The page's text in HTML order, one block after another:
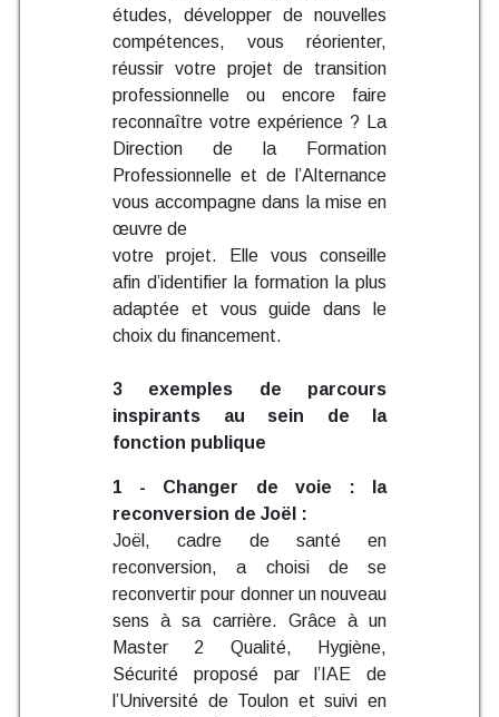
études, développer de nouvelles
compétences, vous réorienter,
réussir votre projet de transition
professionnelle ou encore faire
reconnaître votre expérience ? La
Direction de la Formation
Professionnelle et de l’Alternance
vous accompagne dans la mise en
œuvre de
votre projet. Elle vous conseille
afin d’identifier la formation la plus
adaptée et vous guide dans le
choix du financement.
3 exemples de parcours
inspirants au sein de la
fonction publique
1 - Changer de voie : la
reconversion de Joël :
Joël, cadre de santé en
reconversion, a choisi de se
reconvertir pour donner un nouveau
sens à sa carrière. Grâce à un
Master 2 Qualité, Hygiène,
Sécurité proposé par l’IAE de
l’Université de Toulon et suivi en